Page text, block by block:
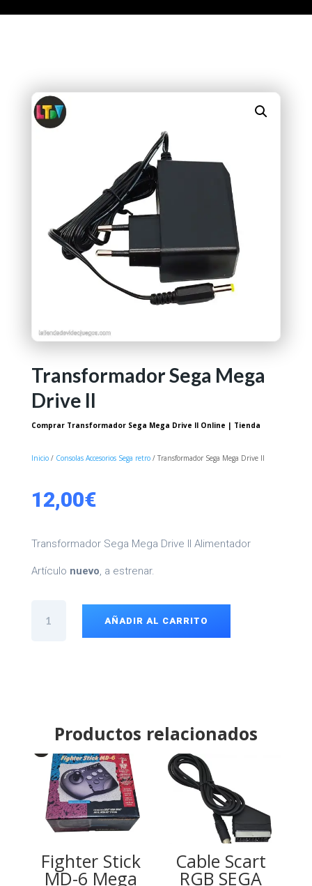
Transformador Sega Mega
Drive II
Comprar Transformador Sega Mega Drive II Online | Tienda
Inicio/ Consolas Accesorios Sega retro/ Transformador Sega Mega Drive II
12,00€
Transformador Sega Mega Drive II Alimentador
Artículo nuevo, a estrenar.
AÑADIR AL CARRITO
Productos relacionados
Fighter Stick
MD-6 Mega
Cable Scart
RGB SEGA